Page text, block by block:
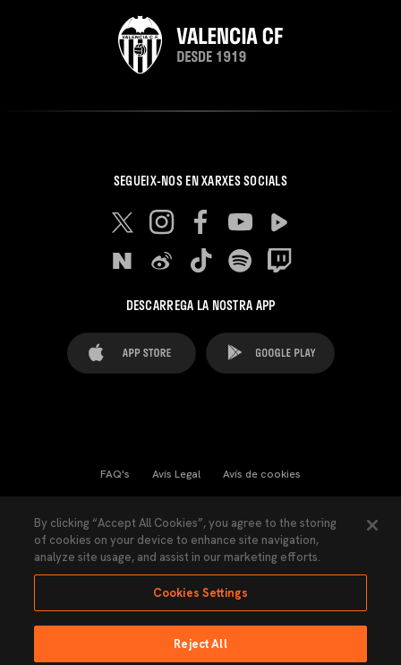
SEGUEIX-NOS EN XARXES SOCIALS
DESCARREGA LA NOSTRA APP
FAQ's Avís Legal Avís de cookies
Llei de Transparència Política de Privacitat
Accessibilitat
By clicking “Accept All Cookies”, you agree to the storing
of cookies on your device to enhance site navigation,
analyze site usage, and assist in our marketing efforts.
Cookies Settings
Reject All